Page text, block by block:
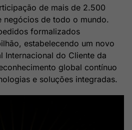
BroadFast
Gestão de
Investimentos
de mais de 2.500
negócios de todo o mundo.
formalizados
estabelecendo um novo
Internacional do Cliente da
global contínuo
e soluções integradas.